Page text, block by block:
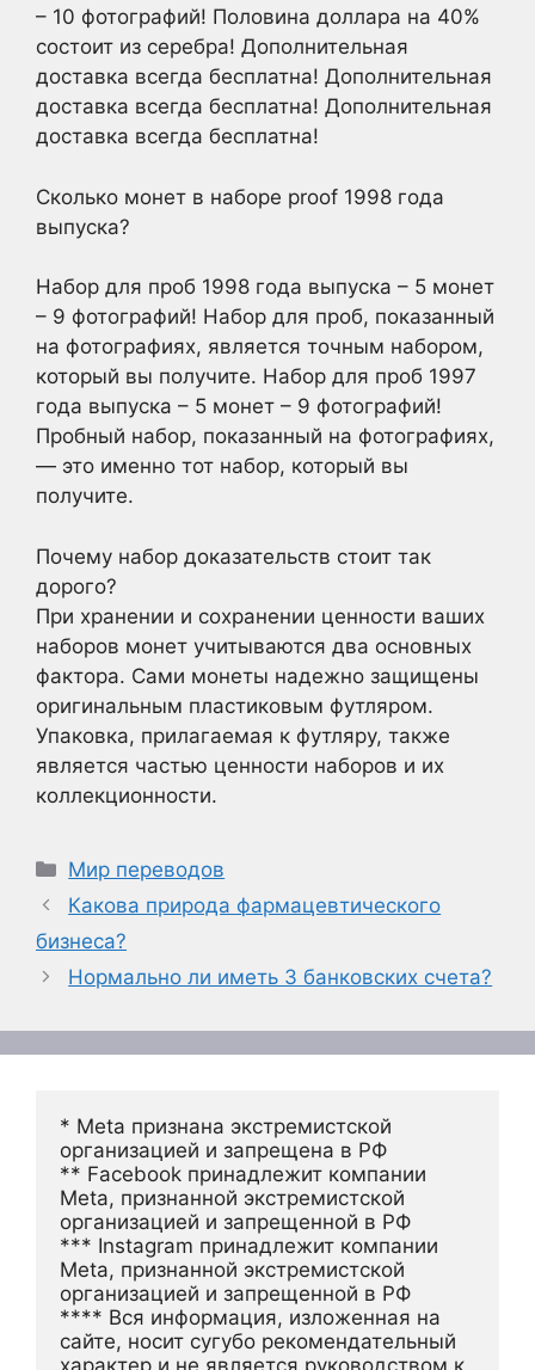
– 10 фотографий! Половина доллара на 40%
состоит из серебра! Дополнительная
доставка всегда бесплатна! Дополнительная
доставка всегда бесплатна! Дополнительная
доставка всегда бесплатна!
Сколько монет в наборе proof 1998 года
выпуска?
Набор для проб 1998 года выпуска – 5 монет
– 9 фотографий! Набор для проб, показанный
на фотографиях, является точным набором,
который вы получите. Набор для проб 1997
года выпуска – 5 монет – 9 фотографий!
Пробный набор, показанный на фотографиях,
— это именно тот набор, который вы
получите.
Почему набор доказательств стоит так
дорого?
При хранении и сохранении ценности ваших
наборов монет учитываются два основных
фактора. Сами монеты надежно защищены
оригинальным пластиковым футляром.
Упаковка, прилагаемая к футляру, также
является частью ценности наборов и их
коллекционности.
Рубрики
Мир переводов
Какова природа фармацевтического
бизнеса?
Нормально ли иметь 3 банковских счета?
* Meta признана экстремистской
организацией и запрещена в РФ
** Facebook принадлежит компании
Meta, признанной экстремистской
организацией и запрещенной в РФ
*** Instagram принадлежит компании
Meta, признанной экстремистской
организацией и запрещенной в РФ
**** Вся информация, изложенная на
сайте, носит сугубо рекомендательный
характер и не является руководством к